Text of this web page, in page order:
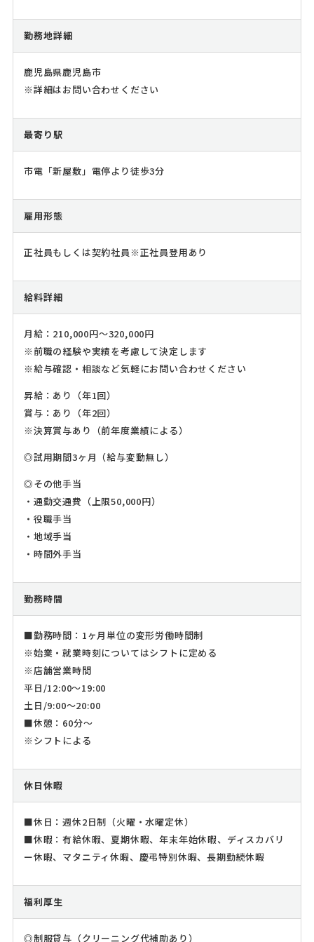
勤務地詳細
鹿児島県鹿児島市
※詳細はお問い合わせください
最寄り駅
市電「新屋敷」電停より徒歩3分
雇用形態
正社員もしくは契約社員※正社員登用あり
給料詳細
月給：210,000円～320,000円
※前職の経験や実績を考慮して決定します
※給与確認・相談など気軽にお問い合わせください
昇給：あり（年1回）
賞与：あり（年2回）
※決算賞与あり（前年度業績による）
◎試用期間3ヶ月（給与変動無し）
◎その他手当
・通勤交通費（上限50,000円）
・役職手当
・地域手当
・時間外手当
勤務時間
■勤務時間：1ヶ月単位の変形労働時間制
※始業・就業時刻についてはシフトに定める
※店舗営業時間
平日/12:00～19:00
土日/9:00～20:00
■休憩：60分～
※シフトによる
休日休暇
■休日：週休2日制（火曜・水曜定休）
■休暇：有給休暇、夏期休暇、年末年始休暇、ディスカバリ
ー休暇、マタニティ休暇、慶弔特別休暇、長期勤続休暇
福利厚生
◎制服貸与（クリーニング代補助あり）